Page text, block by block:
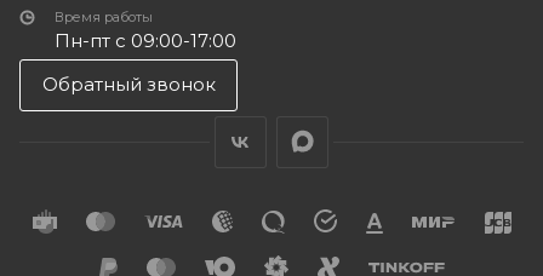
Время работы
Пн-пт с 09:00-17:00
Обратный звонок